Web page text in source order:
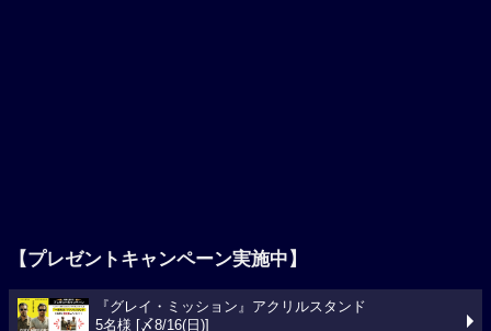
【プレゼントキャンペーン実施中】
『グレイ・ミッション』アクリルスタンド
5名様 [〆8/16(日)]